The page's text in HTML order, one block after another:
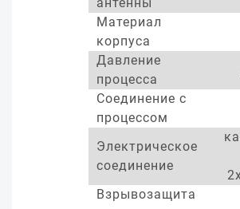
Материал
корпуса
Давление
процесса
Соединение с
процессом
Электрическое
соединение
Взрывозащита